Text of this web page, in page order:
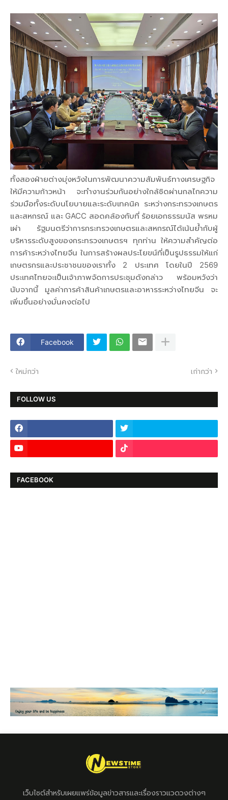
ทั้งสองฝ่ายต่างมุ่งหวังในการพัฒนาความสัมพันธ์ทางเศรษฐกิจ
ให้มีความก้าวหน้า จะทำงานร่วมกันอย่างใกล้ชิดผ่านกลไกความ
ร่วมมือทั้งระดับนโยบายและระดับเทคนิค ระหว่างกระทรวงเกษตร
และสหกรณ์ และ GACC สอดคล้องกับที่ ร้อยเอกธรรมนัส พรหม
เผ่า รัฐมนตรีว่าการกระทรวงเกษตรและสหกรณ์ได้เน้นย้ำกับผู้
บริหารระดับสูงของกระทรวงเกษตรฯ ทุกท่าน ให้ความสำคัญต่อ
การค้าระหว่างไทยจีน ในการสร้างผลประโยขน์ที่เป็นรูปธรรมให้แก่
เกษตรกรและประชาชนของเราทั้ง 2 ประเทศ โดยในปี 2569
ประเทศไทยจะเป็นเจ้าภาพจัดการประชุมดังกล่าว พร้อมหวังว่า
นับจากนี้ มูลค่าการค้าสินค้าเกษตรและอาหารระหว่างไทยจีน จะ
เพิ่มขึ้นอย่างมั่นคงต่อไป
Facebook
ใหม่กว่า เก่ากว่า
FOLLOW US
FACEBOOK
เว็บไซต์สำหรับเผยแพร่ข้อมูลข่าวสารและเรื่องราวแวดวงต่างๆ